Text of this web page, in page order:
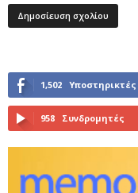
1,502 Υποστηρικτές
958 Συνδρομητές